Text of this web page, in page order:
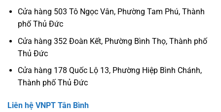
Cửa hàng 503 Tô Ngọc Vân, Phường Tam Phú, Thành
phố Thủ Đức
Cửa hàng 352 Đoàn Kết, Phường Bình Thọ, Thành phố
Thủ Đức
Cửa hàng 178 Quốc Lộ 13, Phường Hiệp Bình Chánh,
Thành phố Thủ Đức
Liên hệ VNPT Tân Bình